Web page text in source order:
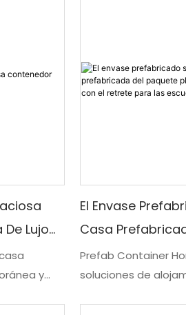
para diversas
Lujo
y
El Envase
Casa
Plano Del Hotel
Retrete Para Las
Prefab Container
soluciones de